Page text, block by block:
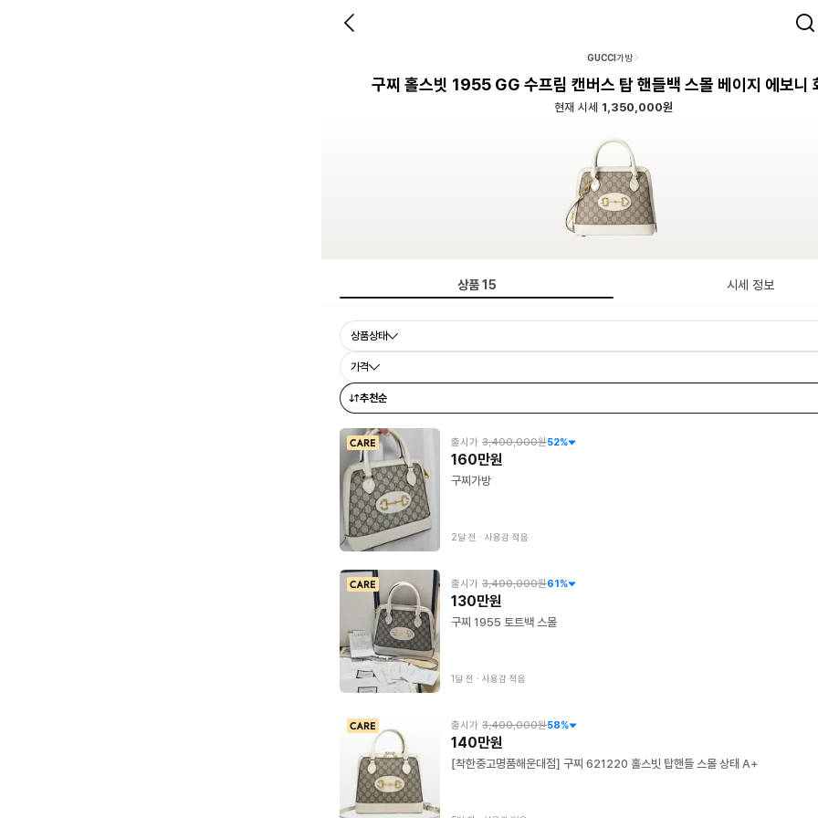
GUCCI가방
구찌 홀스빗 1955 GG 수프림 캔버스 탑 핸들백 스몰 베이지 에보니
현재 시세 1,350,000원
상품15 시세 정보
상품상태
가격
추천순
출시가 3,400,000원52%
160만원
구찌가방
2달 전 ∙ 사용감 적음
출시가 3,400,000원61%
130만원
구찌 1955 토트백 스몰
1달 전 ∙ 사용감 적음
출시가 3,400,000원58%
140만원
[착한중고명품해운대점] 구찌 621220 홀스빗 탑핸들 스몰 상태 A+